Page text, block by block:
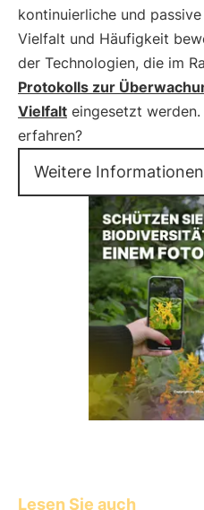
kontinuierliche und passive
Vielfalt und Häufigkeit
der Technologien, die im
Protokolls zur
Vielfalt eingesetzt
erfahren?
Weitere Informationen
Lesen Sie auch